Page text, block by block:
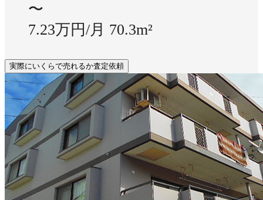
〜
7.23万円/月 70.3m²
実際にいくらで売れるか査定依頼